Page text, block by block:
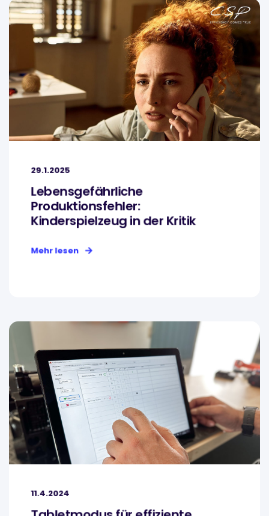
29.1.2025
Lebensgefährliche
Produktionsfehler:
Kinderspielzeug in der Kritik
Mehr lesen
11.4.2024